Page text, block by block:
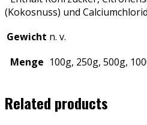
(Kokosnuss) und
Gewicht n. v.
Menge 100g, 250g, 500g,
Related products